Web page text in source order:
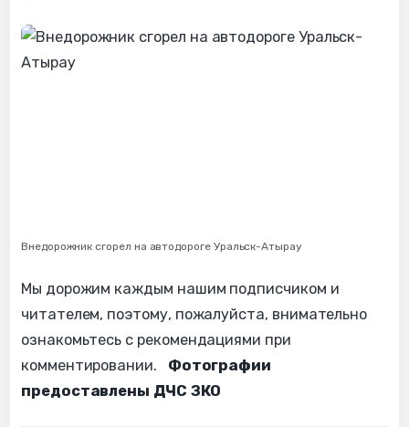
Внедорожник сгорел на автодороге Уральск-Атырау
Мы дорожим каждым нашим подписчиком и
читателем, поэтому, пожалуйста, внимательно
ознакомьтесь с рекомендациями при
комментировании. Фотографии
предоставлены ДЧС ЗКО